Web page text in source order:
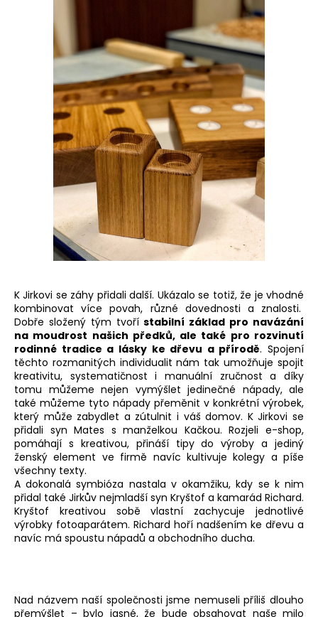
K Jirkovi se záhy přidali další. Ukázalo se totiž, že je vhodné
kombinovat více povah, různé dovednosti a znalosti.
Dobře složený tým tvořístabilní základ pro navázání
na moudrost našich předků, ale také pro rozvinutí
rodinné tradice a lásky ke dřevu a přírodě. Spojení
těchto rozmanitých individualit nám tak umožňuje spojit
kreativitu, systematičnost i manuální zručnost a díky
tomu můžeme nejen vymýšlet jedinečné nápady, ale
také můžeme tyto nápady přeměnit v konkrétní výrobek,
který může zabydlet a zútulnit i váš domov. K Jirkovi se
přidali syn Mates s manželkou Kačkou. Rozjeli e-shop,
pomáhají s kreativou, přináší tipy do výroby a jediný
ženský element ve firmě navíc kultivuje kolegy a píše
všechny texty.
A dokonalá symbióza nastala v okamžiku, kdy se k nim
přidal také Jirkův nejmladší syn Kryštof a kamarád Richard.
Kryštof kreativou sobě vlastní zachycuje jednotlivé
výrobky fotoaparátem. Richard hoří nadšením ke dřevu a
navíc má spoustu nápadů a obchodního ducha.
Nad názvem naší společnosti jsme nemuseli příliš dlouho
přemýšlet – bylo jasné, že bude obsahovat naše milo